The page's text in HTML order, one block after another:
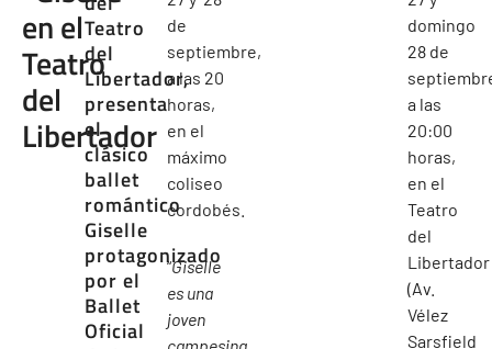
en el
Teatro
del
Libertador
Teatro
del
Libertador,
presenta
el
clásico
ballet
romántico
Giselle
protagonizado
por el
Ballet
Oficial
de
septiembre,
a las 20
horas,
en el
máximo
coliseo
cordobés.
“Giselle
es una
joven
domingo
28 de
a las
20:00
horas,
en el
Teatro
del
Libertador
(Av.
Vélez
Sarsfield